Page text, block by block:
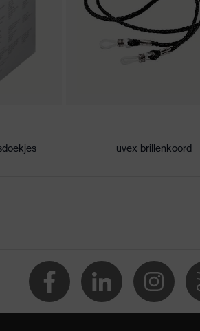
Reduceert blauw licht
+ A2:2001
uvex brillenkoord